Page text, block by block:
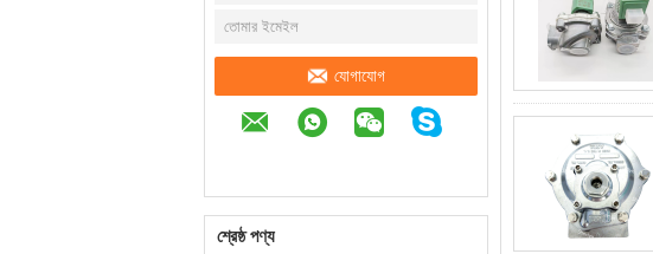
যোগাযোগ
শ্রেষ্ঠ পণ্য